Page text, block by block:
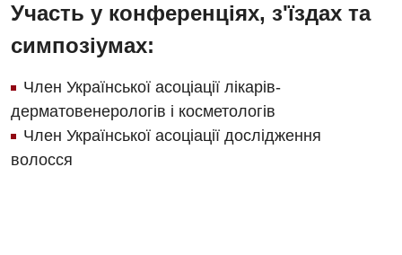
Дитяча гастроентерологія
Дитяча ендокринологія
Дитяча кардіоревматологія
Участь у конференціях, з'їздах та
симпозіумах:
Член Української асоціації лікарів-
дерматовенерологів і косметологів
Член Української асоціації дослідження
волосся